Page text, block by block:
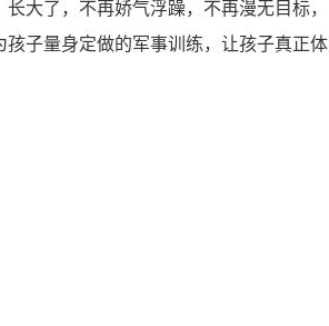
大了，不再娇气浮躁，不再漫无目标，
子量身定做的军事训练，让孩子真正体